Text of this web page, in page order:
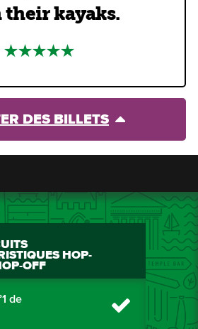
kayaks.
DES BILLETS
HOP-
OFF
de